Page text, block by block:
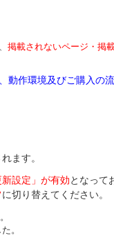
掲載されないページ・掲
動作環境及びご購入の
ます。
設定」が有効となって
に切り替えてください。
。